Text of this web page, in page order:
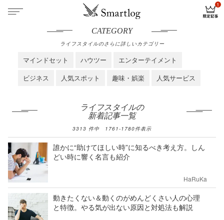
CATEGORY
ライフスタイルのさらに詳しいカテゴリー
マインドセット ハウツー
エンターテイメント
ビジネス
人気スポット 趣味・娯楽 人気サービス
ライフスタイルの
新着記事一覧
3313 件中 1761-1780件表示
誰かに“助けてほしい時”に知るべき考え方。しん
どい時に響く名言も紹介
HaRuKa
動きたくない＆動くのがめんどくさい人の心理
と特徴。やる気が出ない原因と対処法も解説